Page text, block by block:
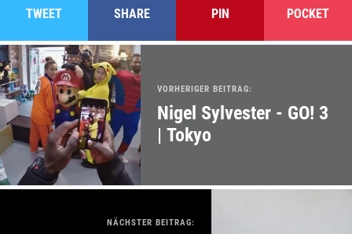
TWEET SHARE PIN POCKET
VORHERIGER BEITRAG:
Nigel Sylvester - GO! 3
| Tokyo
NÄCHSTER BEITRAG: